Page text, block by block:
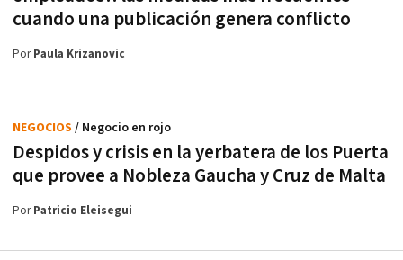
cuando una publicación genera conflicto
PorPaula Krizanovic
Despidos y crisis en la yerbatera de los Puerta
que provee a Nobleza Gaucha y Cruz de Malta
NEGOCIOS / Negocio en rojo
PorPatricio Eleisegui